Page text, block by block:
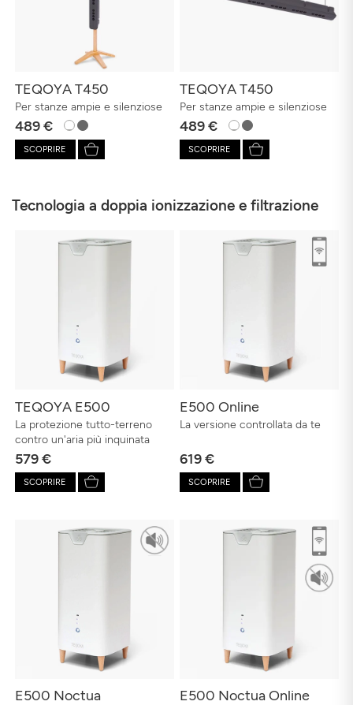
TEQOYA T450
Per stanze ampie e silenziose
489 €
SCOPRIRE
TEQOYA T450
Per stanze ampie e silenziose
489 €
SCOPRIRE
Tecnologia a doppia ionizzazione e filtrazione
TEQOYA E500
La protezione tutto-terreno
contro un'aria più inquinata
579 €
SCOPRIRE
E500 Online
La versione controllata da te
619 €
SCOPRIRE
E500 Noctua E500 Noctua Online